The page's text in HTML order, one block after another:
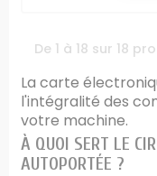
La carte
l'intégralité des
votre machine.
À QUOI SERT LE
AUTOPORTÉE ?
De 1 à 18 sur 18